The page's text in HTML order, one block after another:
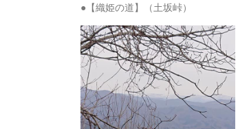
●【織姫の道】（土坂峠）